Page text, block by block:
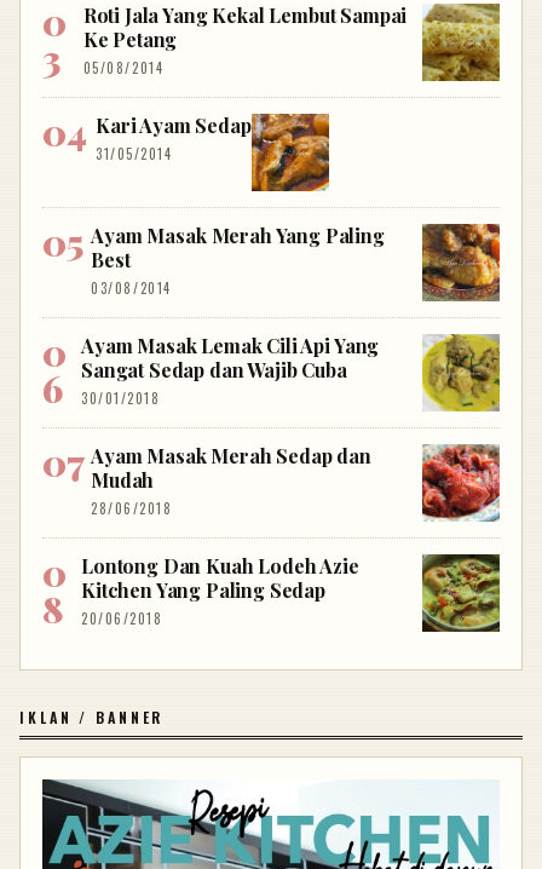
Roti Jala Yang Kekal Lembut Sampai
Ke Petang
05/08/2014
Kari Ayam Sedap
31/05/2014
Ayam Masak Merah Yang Paling
Best
03/08/2014
Ayam Masak Lemak Cili Api Yang
Sangat Sedap dan Wajib Cuba
30/01/2018
Ayam Masak Merah Sedap dan
Mudah
28/06/2018
Lontong Dan Kuah Lodeh Azie
Kitchen Yang Paling Sedap
20/06/2018
IKLAN / BANNER